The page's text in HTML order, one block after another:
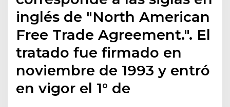
inglés de "North American
Free Trade Agreement.". El
tratado fue firmado en
noviembre de 1993 y entró
en vigor el 1° de